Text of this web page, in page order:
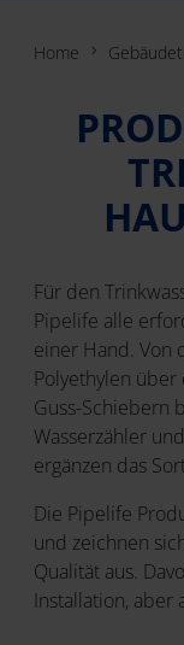
Home
Für den
Pipelife alle
einer Hand. Von
Polyethylen
Guss-Schiebern
Wasserzähler
ergänzen das
Die Pipelife
und zeichnen
Qualität aus.
Installation, aber